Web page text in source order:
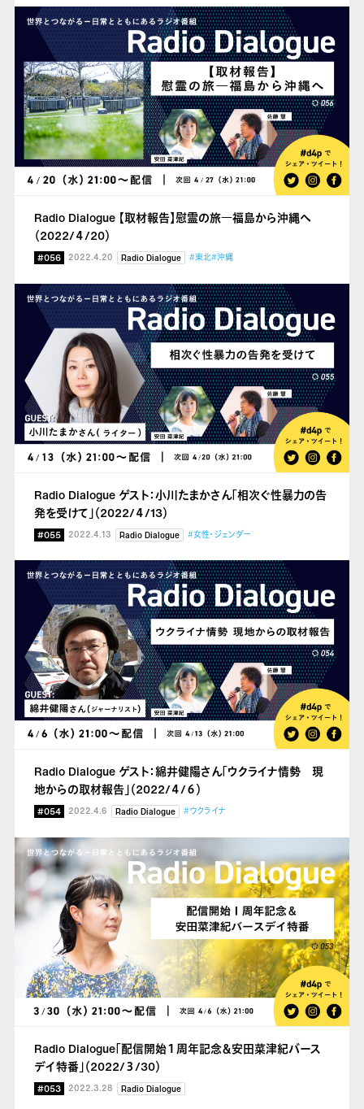
Radio Dialogue 【取材報告】慰霊の旅―福島から沖縄へ
（2022/４/20）
#056 2022.4.20 Radio Dialogue #東北#沖縄
Radio Dialogue ゲスト：小川たまかさん「相次ぐ性暴力の告
発を受けて」（2022/４/13）
#055 2022.4.13 Radio Dialogue #女性・ジェンダー
Radio Dialogue ゲスト：綿井健陽さん「ウクライナ情勢 現
地からの取材報告」（2022/４/６）
#054 2022.4.6 Radio Dialogue #ウクライナ
Radio Dialogue「配信開始１周年記念＆安田菜津紀バース
デイ特番」（2022/３/30）
#053 2022.3.28 Radio Dialogue